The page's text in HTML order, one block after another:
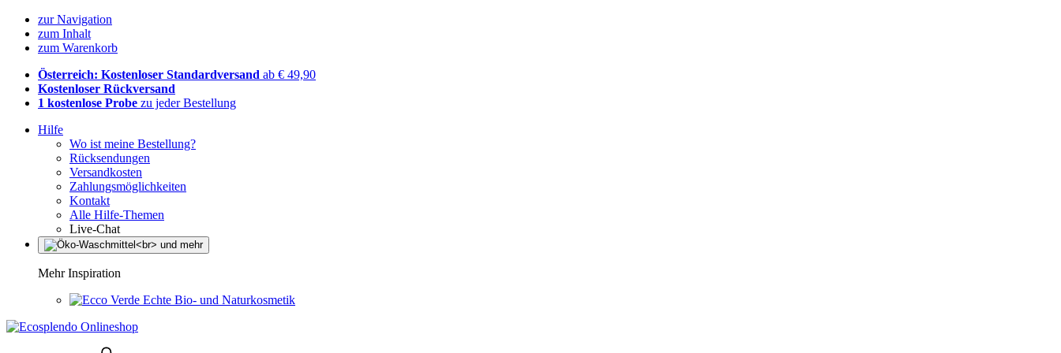
zur Navigation
zum Inhalt
zum Warenkorb
Österreich: Kostenloser Standardversand ab € 49,90
Kostenloser Rückversand
1 kostenlose Probe zu jeder Bestellung
Hilfe
Wo ist meine Bestellung?
Rücksendungen
Versandkosten
Zahlungsmöglichkeiten
Kontakt
Alle Hilfe-Themen
Live-Chat
Mehr Inspiration
Echte Bio- und Naturkosmetik